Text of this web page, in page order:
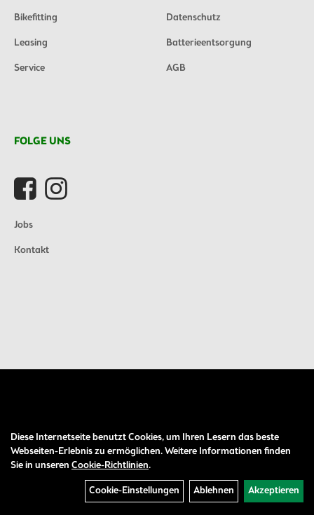
Bikefitting
Leasing
Service
Datenschutz
Batterieentsorgung
AGB
FOLGE UNS
Jobs
Kontakt
Diese Internetseite benutzt Cookies, um Ihren Lesern das beste
Webseiten-Erlebnis zu ermöglichen. Weitere Informationen finden
Sie in unseren Cookie-Richtlinien.
Cookie-Einstellungen
Ablehnen Akzeptieren
Auftrag widerrufen